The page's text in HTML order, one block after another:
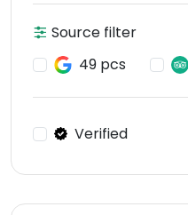
Source filter
49 pcs
Verified